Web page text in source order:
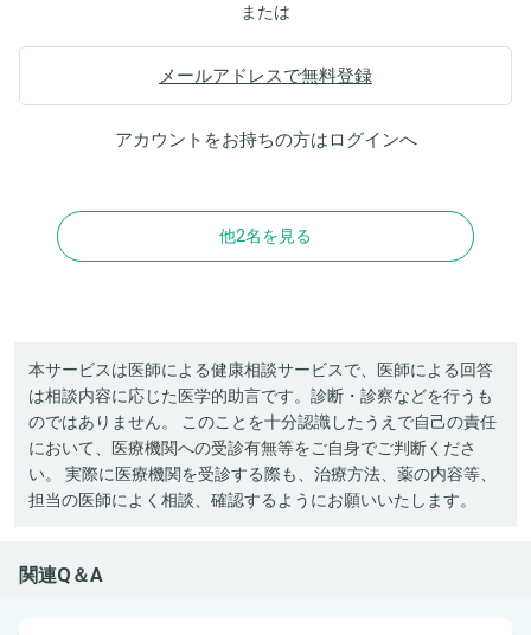
または
メールアドレスで無料登録
アカウントをお持ちの方はログインへ
他2名を見る
本サービスは医師による健康相談サービスで、医師による回答
は相談内容に応じた医学的助言です。診断・診察などを行うも
のではありません。 このことを十分認識したうえで自己の責任
において、医療機関への受診有無等をご自身でご判断くださ
い。 実際に医療機関を受診する際も、治療方法、薬の内容等、
担当の医師によく相談、確認するようにお願いいたします。
関連Q＆A